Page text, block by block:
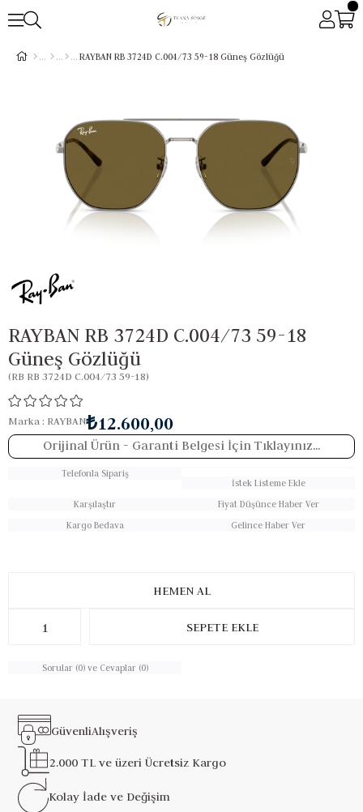
RAYBAN RB 3724D C.004/73 59-18 Güneş Gözlüğü
RAYBAN RB 3724D C.004/73 59-18
Güneş Gözlüğü
(RB RB 3724D C.004/73 59-18)
Marka : RAYBAN₺12.600,00
Orijinal Ürün - Garanti Belgesi İçin Tıklayınız...
Telefonla Sipariş
İstek Listeme Ekle
Karşılaştır
Fiyat Düşünce Haber Ver
Kargo Bedava
Gelince Haber Ver
Sorular (0) ve Cevaplar (0)
GüvenliAlışveriş
2.000 TL ve üzeriÜcretsiz Kargo
Kolay İade ve Değişim